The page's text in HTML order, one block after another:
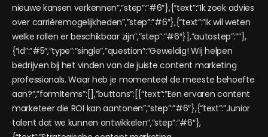
nieuwe kansen verkennen”,”step”:”#6″},{“text”:”Ik zoek advies
over carrièremogelijkheden”,”step”:”#6″},{“text”:”Ik wil weten
welke rollen er beschikbaar zijn”,”step”:”#6″}],”autostep”:””},
{“id”:”#5″,”type”:”single”,”question”:”Geweldig! Wij helpen
bedrijven bij het vinden van de juiste content marketing
professionals. Waar heb je momenteel de meeste behoefte
aan?”,”formItems”:[],”buttons”:[{“text”:”Een ervaren content
marketeer die ROI kan aantonen”,”step”:”#6″},{“text”:”Junior
talent dat we kunnen ontwikkelen”,”step”:”#6″},